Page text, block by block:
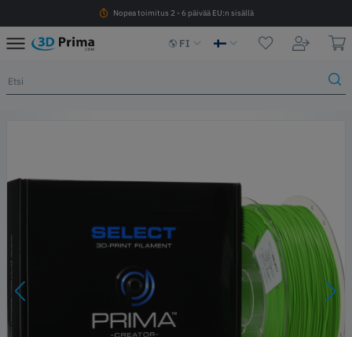
Nopea toimitus 2 - 6 päivää EU:n sisällä
FI